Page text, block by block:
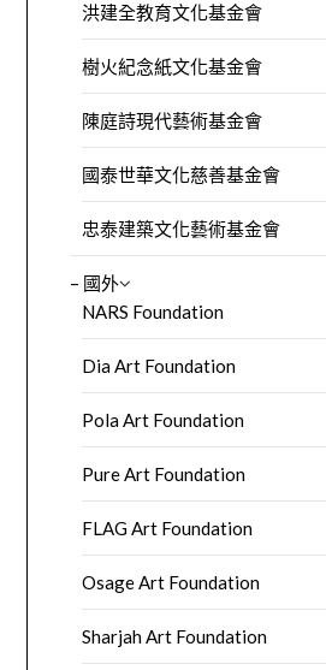
洪建全教育文化基金會
樹火紀念紙文化基金會
陳庭詩現代藝術基金會
國泰世華文化慈善基金會
忠泰建築文化藝術基金會
– 國外
NARS Foundation
Dia Art Foundation
Pola Art Foundation
Pure Art Foundation
FLAG Art Foundation
Osage Art Foundation
Sharjah Art Foundation